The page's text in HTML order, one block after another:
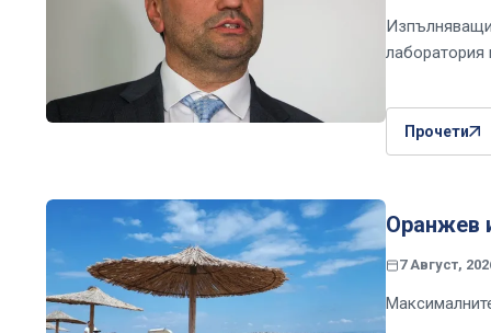
лаборатория
Прочети
Оранжев
7 Август,